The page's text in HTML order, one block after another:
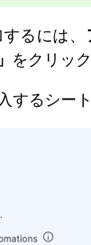
るには、
をクリッ
するシー